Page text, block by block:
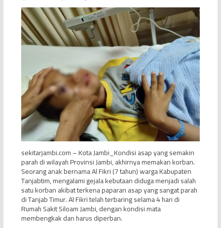
sekitarjambi.com – Kota Jambi_Kondisi asap yang semakin
parah di wilayah Provinsi Jambi, akhirnya memakan korban.
Seorang anak bernama Al Fikri (7 tahun) warga Kabupaten
Tanjabtim, mengalami gejala kebutaan diduga menjadi salah
satu korban akibat terkena paparan asap yang sangat parah
di Tanjab Timur. Al Fikri telah terbaring selama 4 hari di
Rumah Sakit Siloam Jambi, dengan kondisi mata
membengkak dan harus diperban.